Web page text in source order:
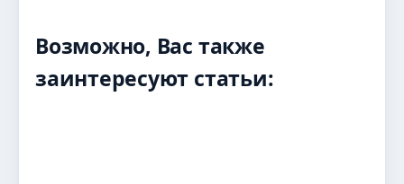
Возможно, Вас также
заинтересуют статьи: